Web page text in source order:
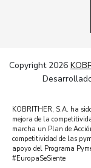
Copyright 2026
KOBRITHER, S.A. ha
mejora de la
marcha un Plan de
competitividad de las
apoyo del Programa
#EuropaSeSiente